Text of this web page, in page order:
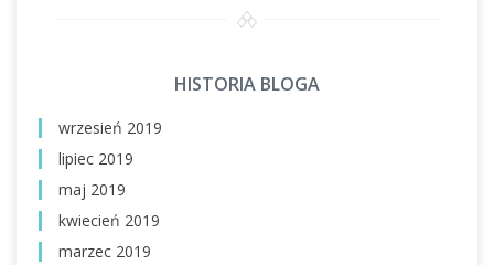
HISTORIA BLOGA
wrzesień 2019
lipiec 2019
maj 2019
kwiecień 2019
marzec 2019